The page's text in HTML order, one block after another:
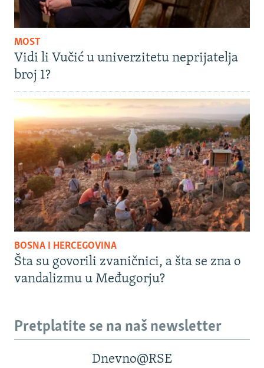
MOST
Vidi li Vučić u univerzitetu neprijatelja
broj 1?
BOSNA I HERCEGOVINA
Šta su govorili zvaničnici, a šta se zna o
vandalizmu u Međugorju?
Pretplatite se na naš newsletter
Dnevno@RSE